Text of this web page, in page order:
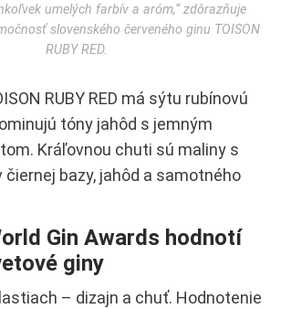
umelých farbív a aróm,“ zdôrazňuje
slovenského červeného ginu TOISON
RUBY RED.
RUBY RED má sýtu rubínovú
tóny jahôd s jemným
Kráľovnou chuti sú maliny s
bazy, jahôd a samotného
Gin Awards hodnotí
giny
– dizajn a chuť. Hodnotenie